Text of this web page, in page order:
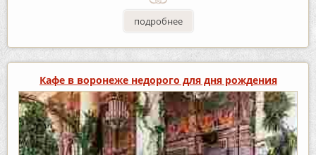
подробнее
Кафе в воронеже недорого для дня рождения